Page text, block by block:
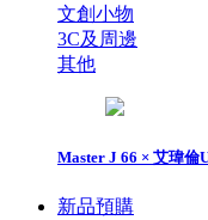
文創小物
3C及周邊
其他
Master J 66 × 艾瑋倫
新品預購